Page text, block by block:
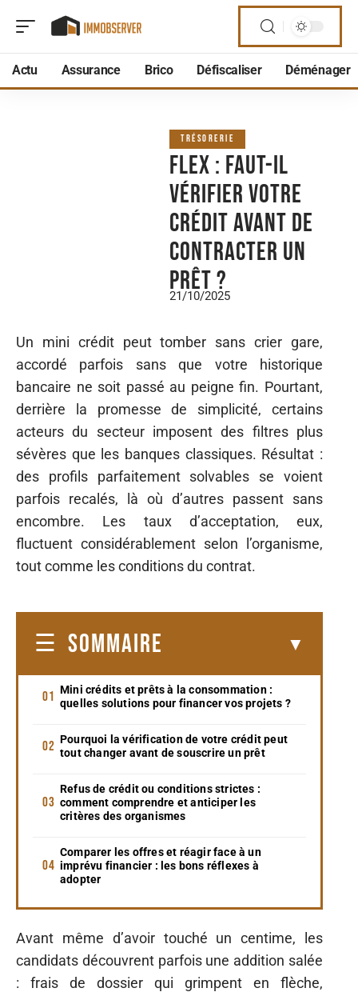
Actu Assurance Brico Défiscaliser Déménager
TRÉSORERIE
Flex : faut-il
vérifier votre
crédit avant de
contracter un
prêt ?
21/10/2025
Un mini crédit peut tomber sans crier gare,
accordé parfois sans que votre historique
bancaire ne soit passé au peigne fin. Pourtant,
derrière la promesse de simplicité, certains
acteurs du secteur imposent des filtres plus
sévères que les banques classiques. Résultat :
des profils parfaitement solvables se voient
parfois recalés, là où d’autres passent sans
encombre. Les taux d’acceptation, eux,
fluctuent considérablement selon l’organisme,
tout comme les conditions du contrat.
SOMMAIRE
Mini crédits et prêts à la consommation :
quelles solutions pour financer vos projets ?
Pourquoi la vérification de votre crédit peut
tout changer avant de souscrire un prêt
Refus de crédit ou conditions strictes :
comment comprendre et anticiper les
critères des organismes
Comparer les offres et réagir face à un
imprévu financier : les bons réflexes à
adopter
Avant même d’avoir touché un centime, les
candidats découvrent parfois une addition salée
: frais de dossier qui grimpent en flèche,